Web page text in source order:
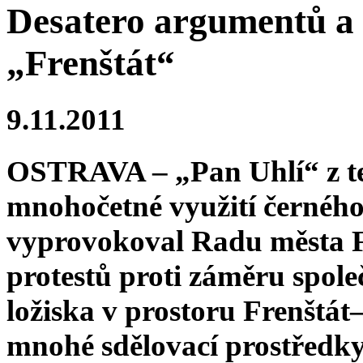
Desatero argumentů
„Frenštát“
9.11.2011
OSTRAVA – „Pan Uhlí“ z
mnohočetné využití
vyprovokoval Radu města
protestů proti záměru
ložiska v prostoru
mnohé sdělovací